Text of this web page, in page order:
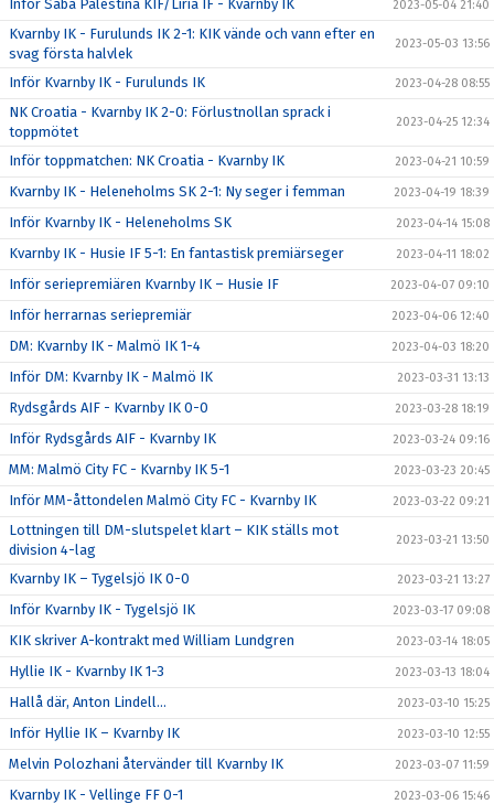
Inför Saba Palestina KIF/Liria IF - Kvarnby IK 2023-05-04 21:40
Kvarnby IK - Furulunds IK 2-1: KIK vände och vann efter en
svag första halvlek
2023-05-03 13:56
Inför Kvarnby IK - Furulunds IK 2023-04-28 08:55
NK Croatia - Kvarnby IK 2-0: Förlustnollan sprack i
toppmötet
2023-04-25 12:34
Inför toppmatchen: NK Croatia - Kvarnby IK 2023-04-21 10:59
Kvarnby IK - Heleneholms SK 2-1: Ny seger i femman 2023-04-19 18:39
Inför Kvarnby IK - Heleneholms SK 2023-04-14 15:08
Kvarnby IK - Husie IF 5-1: En fantastisk premiärseger 2023-04-11 18:02
Inför seriepremiären Kvarnby IK – Husie IF 2023-04-07 09:10
Inför herrarnas seriepremiär 2023-04-06 12:40
DM: Kvarnby IK - Malmö IK 1-4 2023-04-03 18:20
Inför DM: Kvarnby IK - Malmö IK 2023-03-31 13:13
Rydsgårds AIF - Kvarnby IK 0-0 2023-03-28 18:19
Inför Rydsgårds AIF - Kvarnby IK 2023-03-24 09:16
MM: Malmö City FC - Kvarnby IK 5-1 2023-03-23 20:45
Inför MM-åttondelen Malmö City FC - Kvarnby IK 2023-03-22 09:21
Lottningen till DM-slutspelet klart – KIK ställs mot
division 4-lag
2023-03-21 13:50
Kvarnby IK – Tygelsjö IK 0-0 2023-03-21 13:27
Inför Kvarnby IK - Tygelsjö IK 2023-03-17 09:08
KIK skriver A-kontrakt med William Lundgren 2023-03-14 18:05
Hyllie IK - Kvarnby IK 1-3 2023-03-13 18:04
Hallå där, Anton Lindell… 2023-03-10 15:25
Inför Hyllie IK – Kvarnby IK 2023-03-10 12:55
Melvin Polozhani återvänder till Kvarnby IK 2023-03-07 11:59
Kvarnby IK - Vellinge FF 0-1 2023-03-06 15:46